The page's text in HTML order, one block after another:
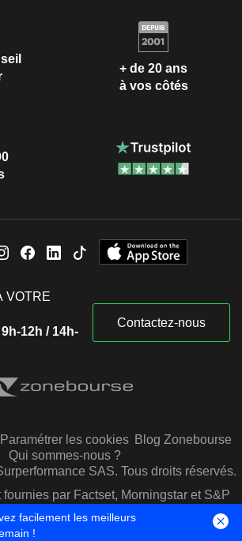
+ de 20 ans
à vos côtés
VOTRE
12h / 14h-
Contactez-nous
Paramétrer les cookies Blog Zonebourse
Qui sommes-nous ?
SAS. Tous droits réservés.
fournies par Factset, Morningstar et S&P
Capital IQ
facilement les meilleurs
!